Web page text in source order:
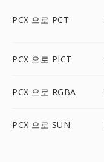
PCX 으로 PCT
PCX 으로 PICT
PCX 으로 RGBA
PCX 으로 SUN